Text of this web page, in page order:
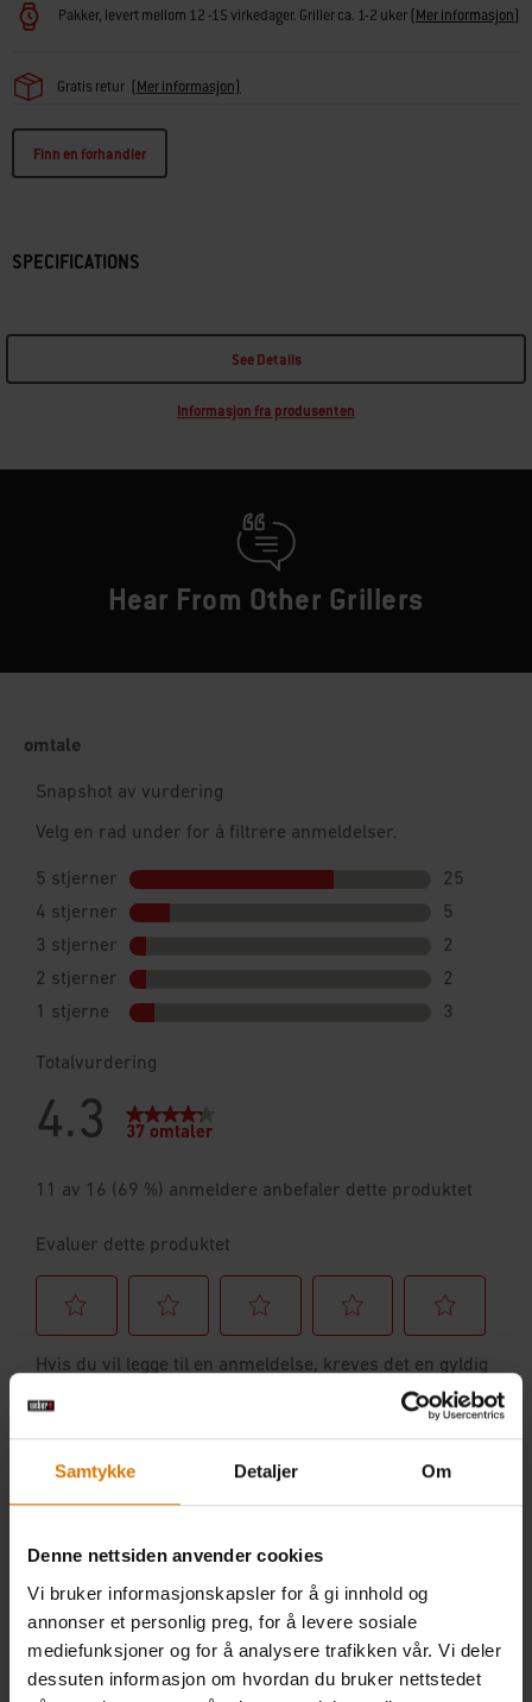
Samtykke Detaljer Om
Denne nettsiden anvender cookies
Vi bruker informasjonskapsler for å gi innhold og
annonser et personlig preg, for å levere sosiale
mediefunksjoner og for å analysere trafikken vår. Vi deler
dessuten informasjon om hvordan du bruker nettstedet
Pakker, levert mellom 12 -15 virkedager. Griller ca. 1-2 uker(Mer informasjon)
Gratis retur (Mer informasjon)
Finn en forhandler
SPECIFICATIONS
See Details
Informasjon fra produsenten
Hear From Other Grillers